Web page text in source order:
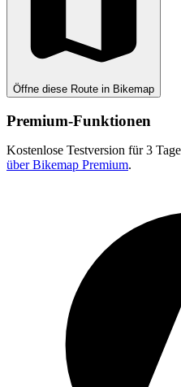
Öffne diese Route in Bikemap
Premium-Funktionen
Kostenlose Testversion für 3
über Bikemap Premium.